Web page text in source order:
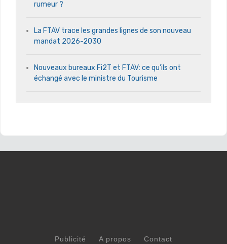
rumeur ?
La FTAV trace les grandes lignes de son nouveau
mandat 2026-2030
Nouveaux bureaux Fi2T et FTAV: ce qu’ils ont
échangé avec le ministre du Tourisme
Publicité A propos Contact